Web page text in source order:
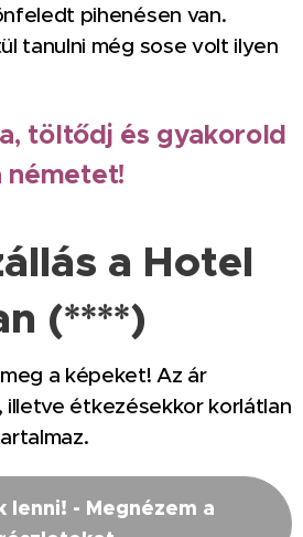
pihenésen van.
tanulni még sose volt ilyen
töltődj és gyakorold
németet!
a Hotel
(****)
a képeket! Az ár
illetve étkezésekkor korlátlan
lenni! - Megnézem a